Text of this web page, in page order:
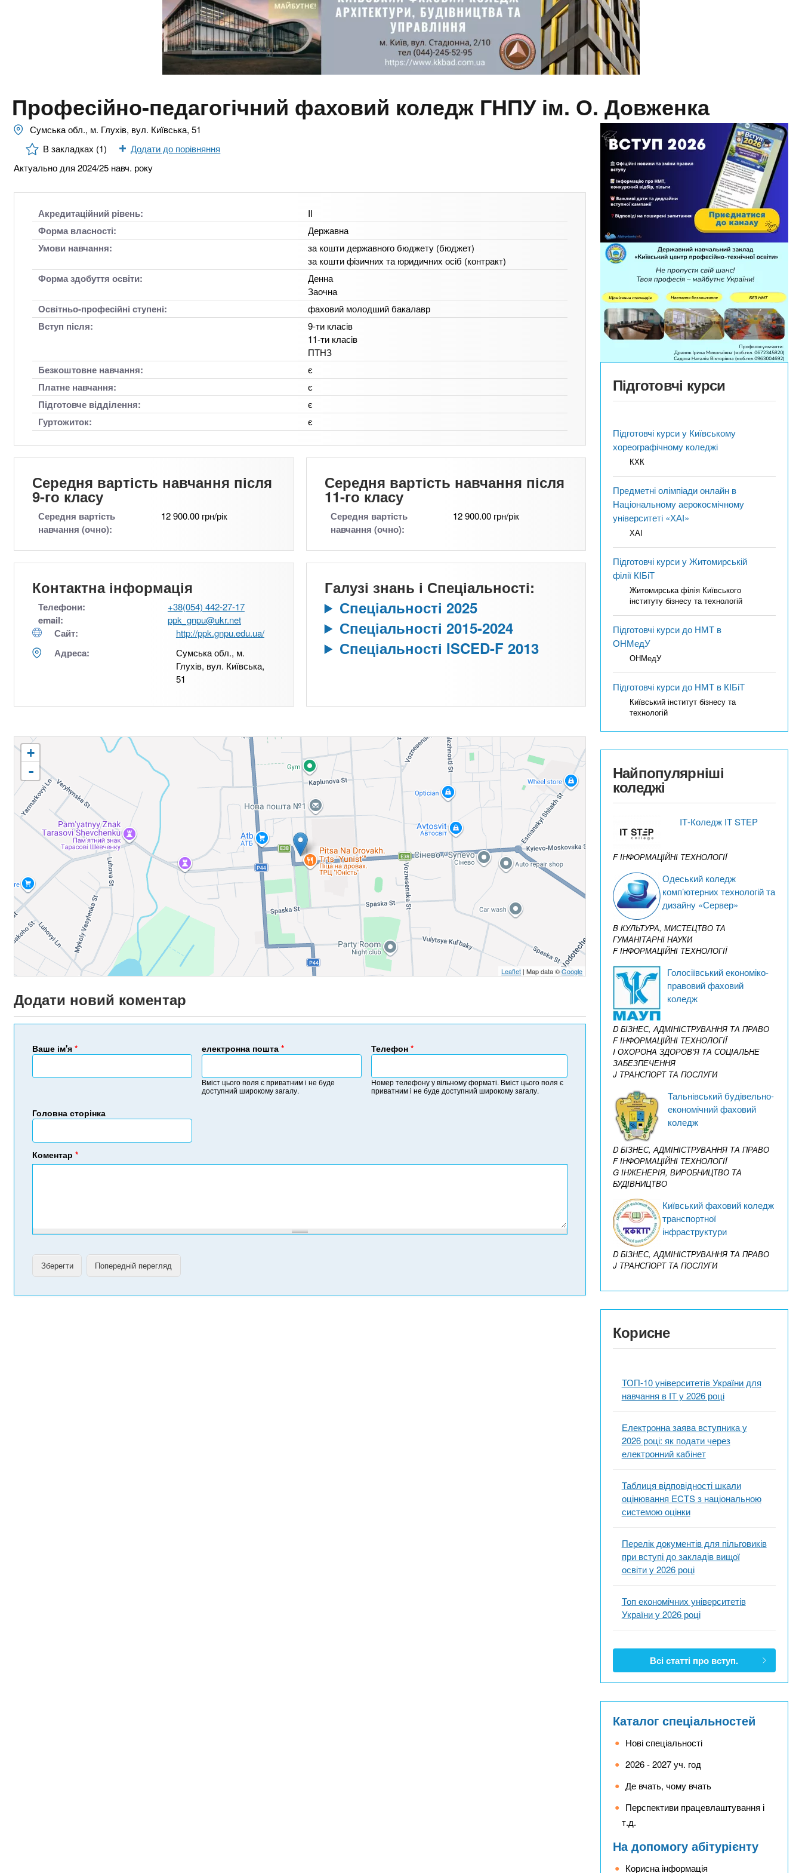
.
i
n
f
o
а
д
Професійно-педагогічний фаховий коледж ГНПУ ім. О. Довженка
Сумська обл., м. Глухів, вул. Київська, 51
В закладках (1)
Додати до порівняння
Актуально для 2024/25 навч. року
Акредитаційний рівень: II
Форма власності: Державна
Умови навчання:
за кошти державного бюджету (бюджет)
за кошти фізичних та юридичних осіб (контракт)
Форма здобуття освіти:
Денна
Заочна
Освітньо-професійні ступені: фаховий молодший бакалавр
Вступ після:
9-ти класів
11-ти класів
ПТНЗ
Безкоштовне навчання: є
Платне навчання: є
Підготовче відділення: є
Гуртожиток: є
Середня вартість навчання після
9-го класу
Середня вартість
навчання (очно):
12 900.00 грн/рік
Середня вартість навчання після
11-го класу
Середня вартість
навчання (очно):
12 900.00 грн/рік
Контактна інформація
Телефони: +38(054) 442-27-17
email: ppk_gnpu@ukr.net
Сайт: http://ppk.gnpu.edu.ua/
Адреса:
Сумська обл., м.
Глухів, вул. Київська,
51
Галузі знань і Спеціальності:
Спеціальності 2025
Спеціальності 2015-2024
Спеціальності ISCED-F 2013
+
-
Leaflet | Map data ©Google
Додати новий коментар
Ваше ім'я* електронна пошта *
Вміст цього поля є приватним і не буде
доступний широкому загалу.
Головна сторінка
Телефон *
Н
м
е
ф
Номер телефону у вільному форматі. Вміст цього поля є
приватним і не буде доступний широкому загалу.
Коментар*
Підготовчі курси
Підготовчі курси у Київському
хореографічному коледжі
КХК
Предметні олімпіади онлайн в
Національному аерокосмічному
університеті «ХАІ»
ХАІ
Підготовчі курси у Житомирській
філії КІБіТ
Житомирська філія Київського
інституту бізнесу та технологій
Підготовчі курси до НМТ в
ОНМедУ
ОНМедУ
Підготовчі курси до НМТ в КІБіТ
Київський інститут бізнесу та
технологій
Найпопулярніші
коледжі
IТ-Коледж IT STEP
F ІНФОРМАЦІЙНІ ТЕХНОЛОГІЇ
Одеський коледж
комп’ютерних технологій та
дизайну «Сервер»
B КУЛЬТУРА, МИСТЕЦТВО ТА
ГУМАНІТАРНІ НАУКИ
F ІНФОРМАЦІЙНІ ТЕХНОЛОГІЇ
Голосіївський економіко-
правовий фаховий
коледж
D БІЗНЕС, АДМІНІСТРУВАННЯ ТА ПРАВО
F ІНФОРМАЦІЙНІ ТЕХНОЛОГІЇ
I ОХОРОНА ЗДОРОВ’Я ТА СОЦІАЛЬНЕ
ЗАБЕЗПЕЧЕННЯ
J ТРАНСПОРТ ТА ПОСЛУГИ
Тальнівський будівельно-
економічний фаховий
коледж
D БІЗНЕС, АДМІНІСТРУВАННЯ ТА ПРАВО
F ІНФОРМАЦІЙНІ ТЕХНОЛОГІЇ
G ІНЖЕНЕРІЯ, ВИРОБНИЦТВО ТА
БУДІВНИЦТВО
Київський фаховий коледж
транспортної
інфраструктури
D БІЗНЕС, АДМІНІСТРУВАННЯ ТА ПРАВО
J ТРАНСПОРТ ТА ПОСЛУГИ
Корисне
ТОП-10 університетів України для
навчання в ІТ у 2026 році
Електронна заява вступника у
2026 році: як подати через
електронний кабінет
Таблиця відповідності шкали
оцінювання ECTS з національною
системою оцінки
Перелік документів для пільговиків
при вступі до закладів вищої
освіти у 2026 році
Топ економічних університетів
України у 2026 році
Всі статті про вступ.
Каталог спеціальностей
Нові спеціальності
2026 - 2027 уч. год
Де вчать, чому вчать
Перспективи працевлаштування і
т.д.
На допомогу абітурієнту
Корисна інформація